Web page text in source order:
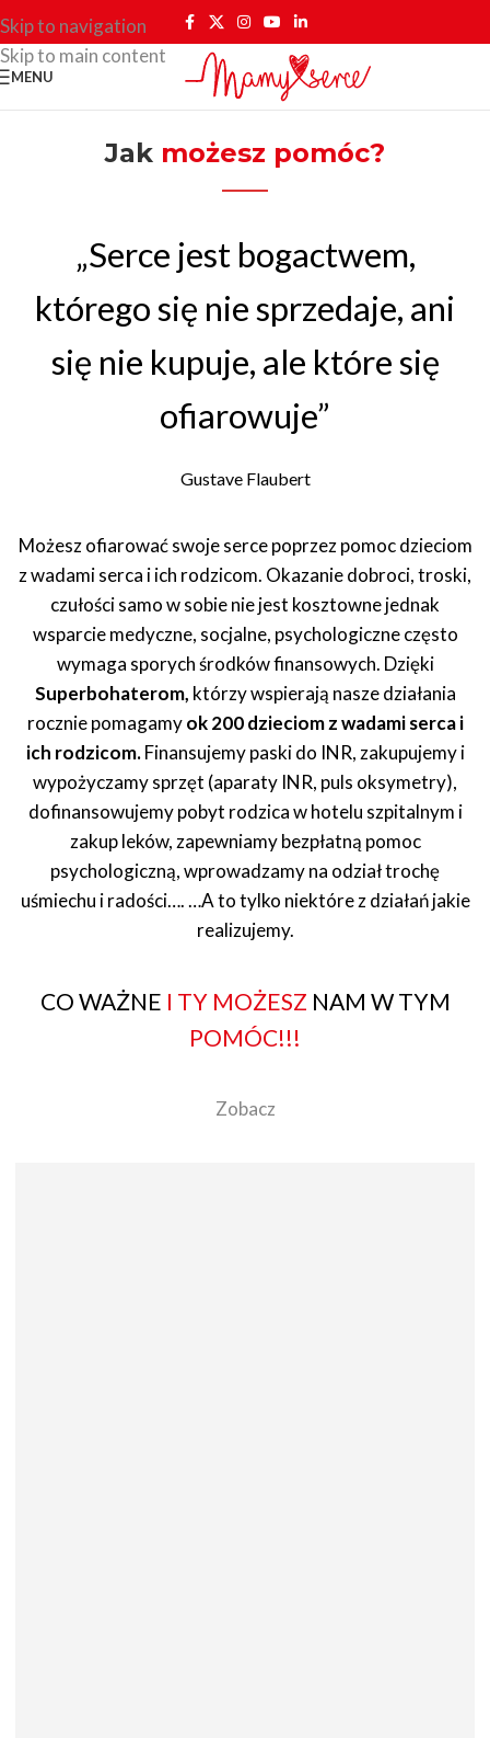
Skip to navigation
Skip to main content
MENU
Jak możesz pomóc?
„Serce jest bogactwem,
którego się nie sprzedaje, ani
się nie kupuje, ale które się
ofiarowuje”
Gustave Flaubert
Możesz ofiarować swoje serce poprzez pomoc dzieciom
z wadami serca i ich rodzicom. Okazanie dobroci, troski,
czułości samo w sobie nie jest kosztowne jednak
wsparcie medyczne, socjalne, psychologiczne często
wymaga sporych środków finansowych. Dzięki
Superbohaterom, którzy wspierają nasze działania
rocznie pomagamyok 200 dzieciom z wadami serca i
ich rodzicom.Finansujemy paski do INR, zakupujemy i
wypożyczamy sprzęt (aparaty INR, puls oksymetry),
dofinansowujemy pobyt rodzica w hotelu szpitalnym i
zakup leków, zapewniamy bezpłatną pomoc
psychologiczną, wprowadzamy na odział trochę
uśmiechu i radości…. …A to tylko niektóre z działań jakie
realizujemy.
CO WAŻNE I TY MOŻESZ NAM W TYM
POMÓC!!!
Zobacz